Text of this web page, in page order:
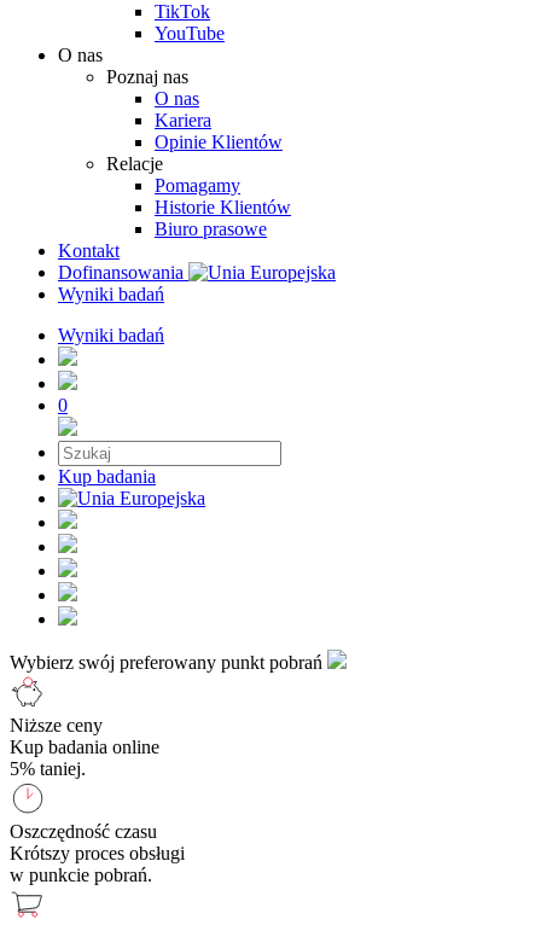
TikTok
YouTube
O nas
Poznaj nas
O nas
Kariera
Opinie Klientów
Relacje
Pomagamy
Historie Klientów
Biuro prasowe
Kontakt
Dofinansowania
Wyniki badań
Wyniki badań
0
Kup badania
Wybierz swój preferowany punkt pobrań
Niższe ceny
Kup badania online
5% taniej.
Oszczędność czasu
Krótszy proces obsługi
w punkcie pobrań.